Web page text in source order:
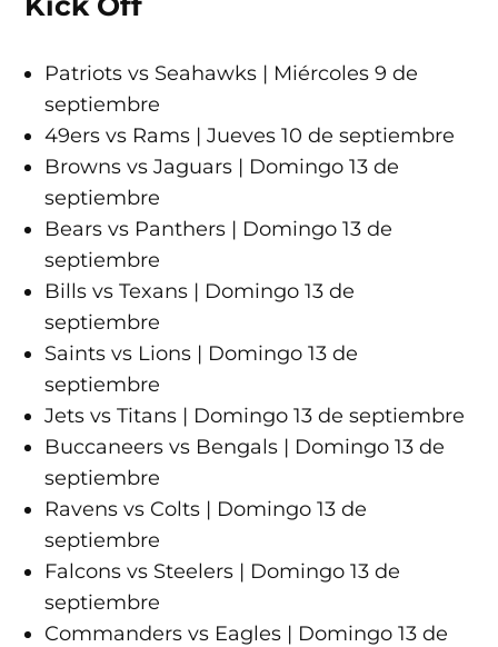
Patriots vs Seahawks | Miércoles 9 de
septiembre
49ers vs Rams | Jueves 10 de septiembre
Browns vs Jaguars | Domingo 13 de
septiembre
Bears vs Panthers | Domingo 13 de
septiembre
Bills vs Texans | Domingo 13 de
septiembre
Saints vs Lions | Domingo 13 de
septiembre
Jets vs Titans | Domingo 13 de septiembre
Buccaneers vs Bengals | Domingo 13 de
septiembre
Ravens vs Colts | Domingo 13 de
septiembre
Falcons vs Steelers | Domingo 13 de
septiembre
Commanders vs Eagles | Domingo 13 de